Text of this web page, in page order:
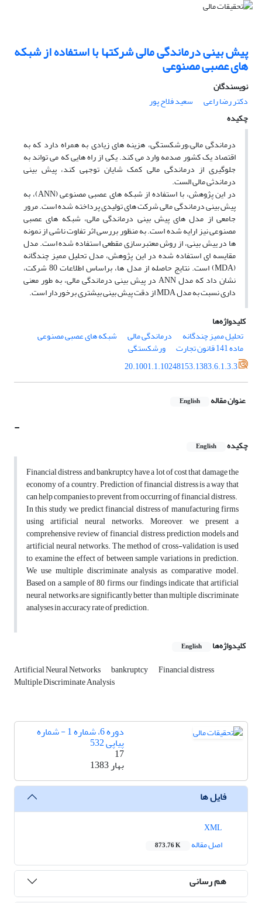
پیش بینی درماندگی مالی شرکتها با استفاده از شبکه
های عصبی مصنوعی
نویسندگان
دکتر رضا راعى
سعید فلاح پور
چکیده
درماندگی مالی،ورشکستگی، هزینه های زیادی به همراه دارد که به
اقتصاد یک کشور صدمه وارد می کند. یکی از راه هایی که می تواند به
جلوگیری از درماندگی مالی کمک شایان توجهی کند، پیش بینی
درماندثی مالی الست.
در این پژوهش، با استفاده از شبکه های عصبی مصنوعی (ANN)، به
پیش بینی درماندگی مالی شرکت های تولیدی پرداخته شده است. مرور
جامعی از مدل های پیش بینی درماندگی مالی، شبکه های عصبی
مصنوعی نیز ارایه شده است. به منظور بررسی اثر تفاوت ناشی از نمونه
ها در ییش بینی، از روش معتبرسازی مقطعی استفاده شده است. مدل
مقایسه ای استفاده شده در این پژوهش، مدل تحلیل ممیز چندگانه
(MDA) است. نتایج حاصله از مدل ها، براساس اطلاعات 80 شرکت،
نشان داد که مدل ANN در پیش بینی درماندگی مالی، به طور معنی
داری نسبت به مدل MDA از دقت پیش بینی بیشتری برخوردار است.
کلیدواژه‌ها
تحلیل ممیز چندگانه
درماندگی مالی شبکه های عصبی مصنوعی
ماده 141 قانون تجارت
ورشکستگی
20.1001.1.10248153.1383.6.1.3.3
عنوان مقاله English
-
چکیده English
Financial distress and bankruptcy have a lot of cost that damage the
economy of a country. Prediction of financial distress is a way that
can help companies to prevent from occurring of financial distress.
In this study, we predict financial distress of manufacturing firms
using artificial neural networks. Moreover, we present a
comprehensive review of financial distress prediction models and
artificial neural networks. The method of cross-validation is used
to examine the effect of between sample variations in prediction.
We use multiple discriminate analysis as comparative model.
Based on a sample of 80 firms, our findings indicate that artificial
neural networks are significantly better than multiple discriminate
analyses in accuracy rate of prediction.
کلیدواژه‌ها English
Artificial Neural Networks bankruptcy Financial distress
Multiple Discriminate Analysis
دوره 6، شماره 1 - شماره
پیاپی 532
17
بهار 1383
فایل ها
اصل مقاله
873.76 K
هم رسانی